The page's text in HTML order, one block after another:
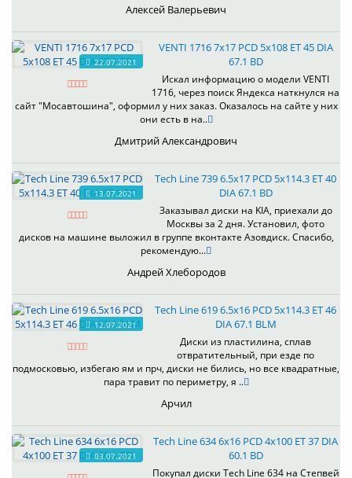
Алексей Валерьевич
22.07.2021
VENTI 1716 7x17 PCD 5x108 ET 45 DIA
67.1 BD
Искал информацию о модели VENTI
1716, через поиск Яндекса наткнулся на
сайт "Мосавтошина", оформил у них заказ. Оказалось на сайте у них
они есть в на..
Дмитрий Александрович
13.07.2021
Tech Line 739 6.5x17 PCD 5x114.3 ET 40
DIA 67.1 BD
Заказывал диски на KIA, приехали до
Москвы за 2 дня. Установил, фото
дисков на машине выложил в группе вконтакте Азовдиск. Спасибо,
рекомендую...
Андрей Хлебородов
12.07.2021
Tech Line 619 6.5x16 PCD 5x114.3 ET 46
DIA 67.1 BLM
Диски из пластилина, сплав
отвратительный, при езде по
подмосковью, избегаю ям и прч, диски не бились, но все квадратные,
пара травит по периметру, я ..
Арчил
03.07.2021
Tech Line 634 6x16 PCD 4x100 ET 37 DIA
60.1 BD
Покупал диски Tech Line 634 на Степвей